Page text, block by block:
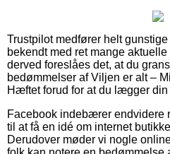
Trustpilot medfører helt
bekendt med ret mange
derved foreslåes det, at du
bedømmelser af Viljen er alt –
Hæftet forud for at du lægger din
Facebook indebærer endvidere
til at få en idé om internet
Derudover møder vi nogle